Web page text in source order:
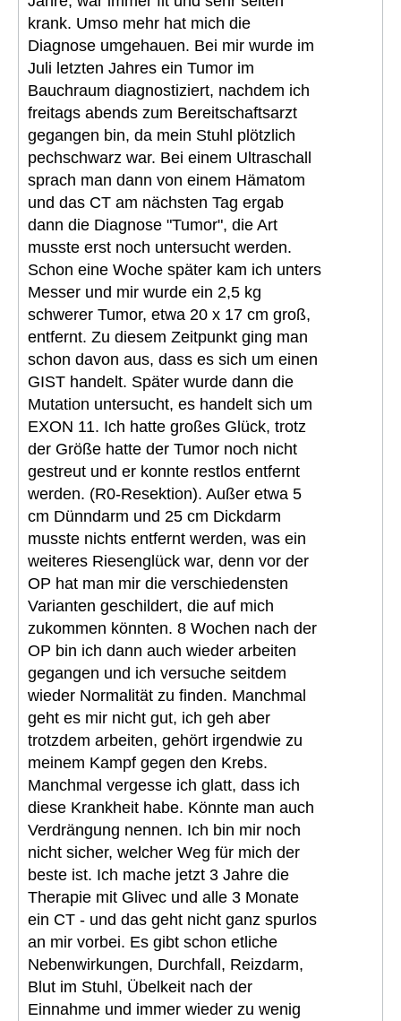
krank. Umso mehr hat mich die
Diagnose umgehauen. Bei mir wurde im
Juli letzten Jahres ein Tumor im
Bauchraum diagnostiziert, nachdem ich
freitags abends zum Bereitschaftsarzt
gegangen bin, da mein Stuhl plötzlich
pechschwarz war. Bei einem Ultraschall
sprach man dann von einem Hämatom
und das CT am nächsten Tag ergab
dann die Diagnose "Tumor", die Art
musste erst noch untersucht werden.
Schon eine Woche später kam ich unters
Messer und mir wurde ein 2,5 kg
schwerer Tumor, etwa 20 x 17 cm groß,
entfernt. Zu diesem Zeitpunkt ging man
schon davon aus, dass es sich um einen
GIST handelt. Später wurde dann die
Mutation untersucht, es handelt sich um
EXON 11. Ich hatte großes Glück, trotz
der Größe hatte der Tumor noch nicht
gestreut und er konnte restlos entfernt
werden. (R0-Resektion). Außer etwa 5
cm Dünndarm und 25 cm Dickdarm
musste nichts entfernt werden, was ein
weiteres Riesenglück war, denn vor der
OP hat man mir die verschiedensten
Varianten geschildert, die auf mich
zukommen könnten. 8 Wochen nach der
OP bin ich dann auch wieder arbeiten
gegangen und ich versuche seitdem
wieder Normalität zu finden. Manchmal
geht es mir nicht gut, ich geh aber
trotzdem arbeiten, gehört irgendwie zu
meinem Kampf gegen den Krebs.
Manchmal vergesse ich glatt, dass ich
diese Krankheit habe. Könnte man auch
Verdrängung nennen. Ich bin mir noch
nicht sicher, welcher Weg für mich der
beste ist. Ich mache jetzt 3 Jahre die
Therapie mit Glivec und alle 3 Monate
ein CT - und das geht nicht ganz spurlos
an mir vorbei. Es gibt schon etliche
Nebenwirkungen, Durchfall, Reizdarm,
Blut im Stuhl, Übelkeit nach der
Einnahme und immer wieder zu wenig